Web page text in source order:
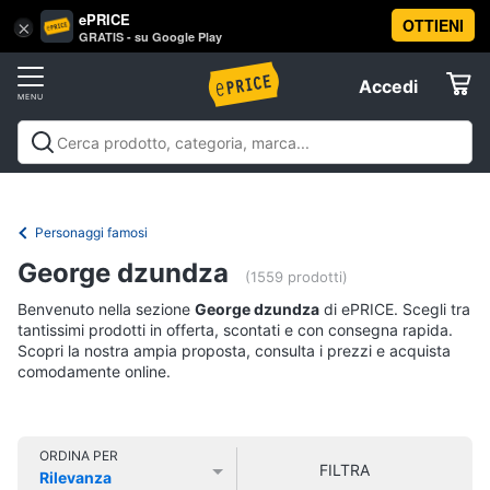
× ePRICE
GRATIS - su Google Play
OTTIENI
Accedi
Accedi
Registrati
Offerte
Informatica
Telefonia
Tv
Cinema
Vai
al
Libri,
cd
e
Libri
Religione
Spiritualità
Attualità,
politica
e
Cucina
Personaggi famosi
George dzundza (1559 prodotti)
Benvenuto nella sezione George dzundza di ePRICE. Scegli tra
tantissimi prodotti in offerta, scontati e con consegna rapida.
Scopri la nostra ampia proposta, consulta i prezzi e acquista
comodamente online.
ORDINA PER
Rilevanza
FILTRA